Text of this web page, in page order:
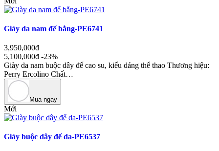
Giày da nam đế bằng-PE6741
3,950,000đ
5,100,000đ -23%
Giày da nam buộc dây đế cao su, kiểu dáng thể thao Thương hiệu:
Perry Ercolino Chất…
Mua ngay
Mới
Giày buộc dây đế da-PE6537